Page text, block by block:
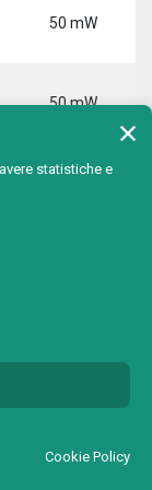
50 mW
50 mW
Max
uscita
1 mW
statistiche e
Cookie Policy